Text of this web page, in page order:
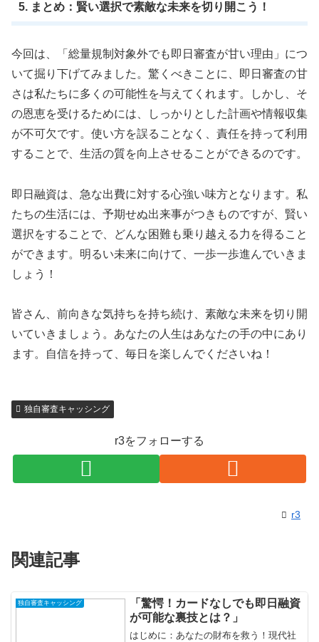
5. まとめ：賢い選択で素敵な未来を切り開こう！
今回は、「総量規制対象外でも即日審査が甘い理由」につ
いて掘り下げてみました。驚くべきことに、即日審査の甘
さは私たちに多くの可能性を与えてくれます。しかし、そ
の恩恵を受けるためには、しっかりとした計画や情報収集
が不可欠です。使い方を誤ることなく、責任を持って利用
することで、生活の質を向上させることができるのです。
即日融資は、急な出費に対する心強い味方となります。私
たちの生活には、予期せぬ出来事がつきものですが、賢い
選択をすることで、どんな困難も乗り越える力を得ること
ができます。明るい未来に向けて、一歩一歩進んでいきま
しょう！
皆さん、前向きな気持ちを持ち続け、素敵な未来を切り開
いていきましょう。あなたの人生はあなたの手の中にあり
ます。自信を持って、毎日を楽しんでくださいね！
独自審査キャッシング
r3をフォローする
r3
関連記事
独自審査キャッシング
「驚愕！カードなしでも即日融資
が可能な裏技とは？」
はじめに：あなたの財布を救う！現代社